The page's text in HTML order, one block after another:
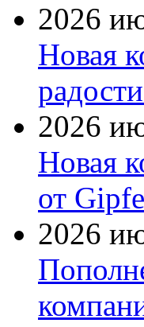
2026
Новая
2026
Новая
от
2026